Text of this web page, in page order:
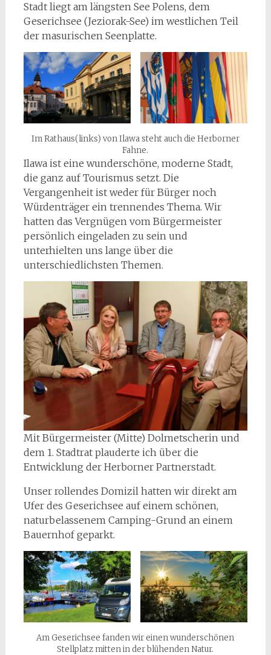
Stadt liegt am längsten See Polens, dem
Geserichsee (Jeziorak-See) im westlichen Teil
der masurischen Seenplatte.
Im Rathaus(links) von Ilawa steht auch die Herborner
Fahne.
Ilawa ist eine wunderschöne, moderne Stadt,
die ganz auf Tourismus setzt. Die
Vergangenheit ist weder für Bürger noch
Würdenträger ein trennendes Thema. Wir
hatten das Vergnügen vom Bürgermeister
persönlich eingeladen zu sein und
unterhielten uns lange über die
unterschiedlichsten Themen.
Mit Bürgermeister (Mitte) Dolmetscherin und
dem 1. Stadtrat plauderte ich über die
Entwicklung der Herborner Partnerstadt.
Unser rollendes Domizil hatten wir direkt am
Ufer des Geserichsee auf einem schönen,
naturbelassenem Camping-Grund an einem
Bauernhof geparkt.
Am Geserichsee fanden wir einen wunderschönen
Stellplatz mitten in der blühenden Natur.